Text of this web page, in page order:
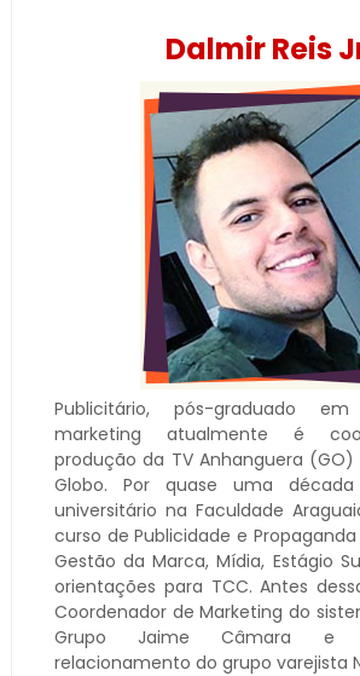
Dalmir Reis
Publicitário, pós-graduado
marketing atualmente é
produção da TV Anhanguera
Globo. Por quase uma
universitário na Faculdade
curso de Publicidade e Propaganda
Gestão da Marca, Mídia, Estágio
orientações para TCC. Antes
Coordenador de Marketing do
Grupo Jaime Câmara e
relacionamento do grupo varejista